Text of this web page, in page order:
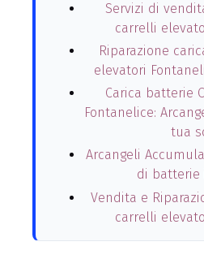
Servizi di
carrelli
Riparazione
elevatori
Carica batterie
Fontanelice:
tua
Arcangeli
di batterie
Vendita e
carrelli